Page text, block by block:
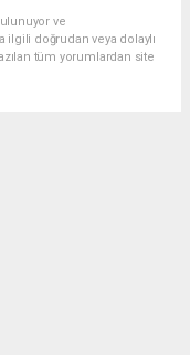
ve
ilgili doğrudan veya dolaylı
tüm yorumlardan site